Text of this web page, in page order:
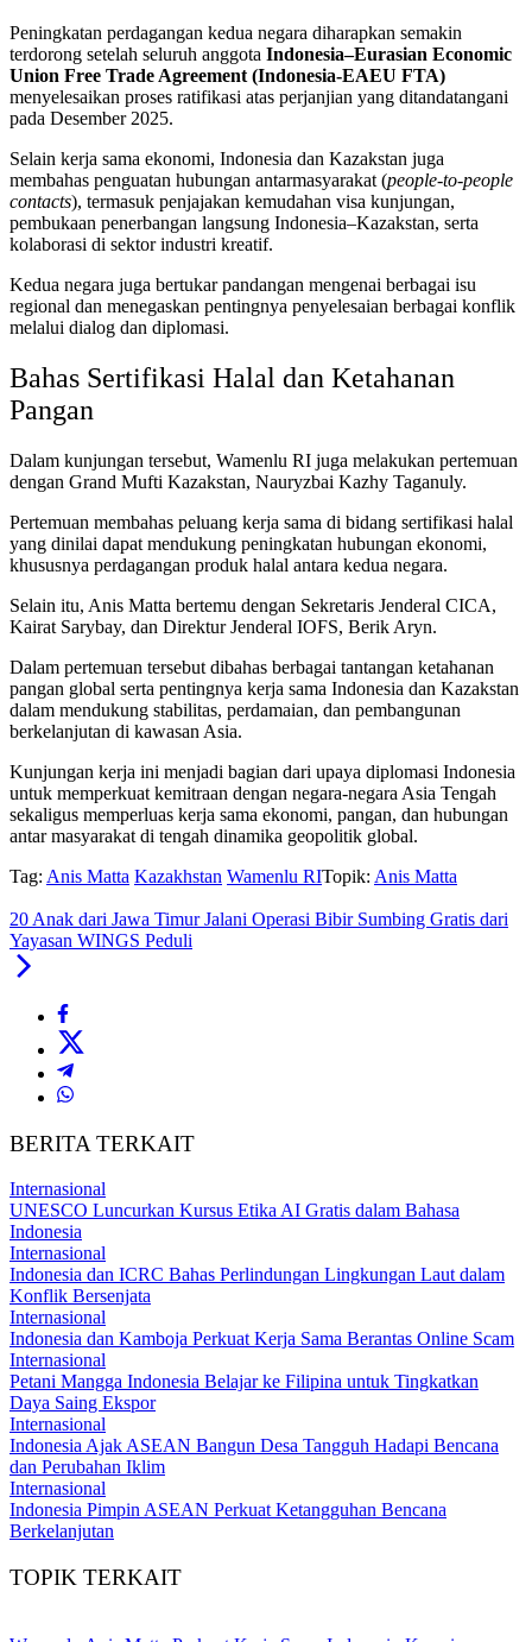
Peningkatan perdagangan kedua negara diharapkan semakin
terdorong setelah seluruh anggota Indonesia–Eurasian Economic
Union Free Trade Agreement (Indonesia-EAEU FTA)
menyelesaikan proses ratifikasi atas perjanjian yang ditandatangani
pada Desember 2025.
Selain kerja sama ekonomi, Indonesia dan Kazakstan juga
membahas penguatan hubungan antarmasyarakat (people-to-people
contacts), termasuk penjajakan kemudahan visa kunjungan,
pembukaan penerbangan langsung Indonesia–Kazakstan, serta
kolaborasi di sektor industri kreatif.
Kedua negara juga bertukar pandangan mengenai berbagai isu
regional dan menegaskan pentingnya penyelesaian berbagai konflik
melalui dialog dan diplomasi.
Bahas Sertifikasi Halal dan Ketahanan
Pangan
Dalam kunjungan tersebut, Wamenlu RI juga melakukan pertemuan
dengan Grand Mufti Kazakstan, Nauryzbai Kazhy Taganuly.
Pertemuan membahas peluang kerja sama di bidang sertifikasi halal
yang dinilai dapat mendukung peningkatan hubungan ekonomi,
khususnya perdagangan produk halal antara kedua negara.
Selain itu, Anis Matta bertemu dengan Sekretaris Jenderal CICA,
Kairat Sarybay, dan Direktur Jenderal IOFS, Berik Aryn.
Dalam pertemuan tersebut dibahas berbagai tantangan ketahanan
pangan global serta pentingnya kerja sama Indonesia dan Kazakstan
dalam mendukung stabilitas, perdamaian, dan pembangunan
berkelanjutan di kawasan Asia.
Kunjungan kerja ini menjadi bagian dari upaya diplomasi Indonesia
untuk memperkuat kemitraan dengan negara-negara Asia Tengah
sekaligus memperluas kerja sama ekonomi, pangan, dan hubungan
antar masyarakat di tengah dinamika geopolitik global.
Tag: Anis Matta Kazakhstan Wamenlu RITopik: Anis Matta
20 Anak dari Jawa Timur Jalani Operasi Bibir Sumbing Gratis dari
Yayasan WINGS Peduli
BERITA TERKAIT
Internasional
UNESCO Luncurkan Kursus Etika AI Gratis dalam Bahasa
Indonesia
Internasional
Indonesia dan ICRC Bahas Perlindungan Lingkungan Laut dalam
Konflik Bersenjata
Internasional
Indonesia dan Kamboja Perkuat Kerja Sama Berantas Online Scam
Internasional
Petani Mangga Indonesia Belajar ke Filipina untuk Tingkatkan
Daya Saing Ekspor
Internasional
Indonesia Ajak ASEAN Bangun Desa Tangguh Hadapi Bencana
dan Perubahan Iklim
Internasional
Indonesia Pimpin ASEAN Perkuat Ketangguhan Bencana
Berkelanjutan
TOPIK TERKAIT